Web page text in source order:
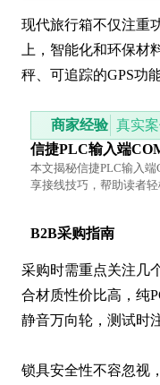
现代旅行箱不仅注重
上，智能化和环保材
秤、可追踪的GPS功
商家经验 真实
信捷PLC输入端
本文揭秘信捷PLC输入
享接线技巧，帮助读者轻
B2B采购指南
采购时需重点关注几
合材质性价比高，纯
静音万向轮，测试时
锁具安全性不容忽视